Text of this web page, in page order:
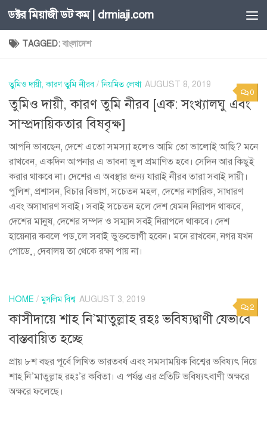
Skip to content
ডক্টর মিয়াজী ডট কম | drmiaji.com
TAGGED:বাংলাদেশ
0
তুমিও দায়ী, কারণ তুমি নীরব/নিয়মিত লেখা AUGUST 8, 2019
তুমিও দায়ী, কারণ তুমি নীরব [এক: সংখ্যালঘু এবং
সাম্প্রদায়িকতার বিষবৃক্ষ]
আপনি ভাবছেন, দেশে এতো সমস্যা হলেও আমি তো ভালোই আছি? মনে
রাখবেন, একদিন আপনার এ ভাবনা ভুল প্রমাণিত হবে। সেদিন আর কিছুই
করার থাকবে না। দেশের এ অবস্থার জন্য যারাই নীরব তারা সবাই দায়ী।
পুলিশ, প্রশাসন, বিচার বিভাগ, সচেতন মহল, দেশের নাগরিক, সাধারণ
এবং অসাধারণ সবাই। সবাই সচেতন হলে দেশ যেমন নিরাপদ থাকবে,
দেশের মানুষ, দেশের সম্পদ ও সম্মান সবই নিরাপদে থাকবে। দেশ
হায়েনার কবলে পড়লে সবাই ভুক্তভোগী হবেন। মনে রাখবেন, নগর যখন
পোড়ে, দেবালয় তা থেকে রক্ষা পায় না।
2
HOME /মুসলিম বিশ্ব AUGUST 3, 2019
কাসীদায়ে শাহ নি’মাতুল্লাহ রহঃ ভবিষ্যদ্বাণী যেভাবে
বাস্তবায়িত হচ্ছে
প্রায় ৮শ বছর পূর্বে লিখিত ভারতবর্ষ এবং সমসাময়িক বিশ্বের ভবিষ্যৎ নিয়ে
শাহ নি’মাতুল্লাহ রহঃ’র কবিতা। এ পর্যন্ত এর প্রতিটি ভবিষ্যৎবাণী অক্ষরে
অক্ষরে ফলেছে।